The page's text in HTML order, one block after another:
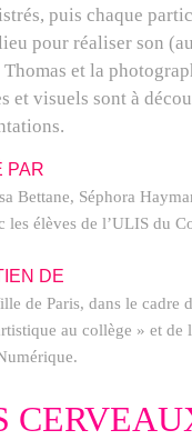
puis chaque
pour réaliser son
et la
et visuels sont à
PAR
Bettane, Séphora
les élèves de l’ULIS du
DE
de Paris, dans le cadre
au collège » et de